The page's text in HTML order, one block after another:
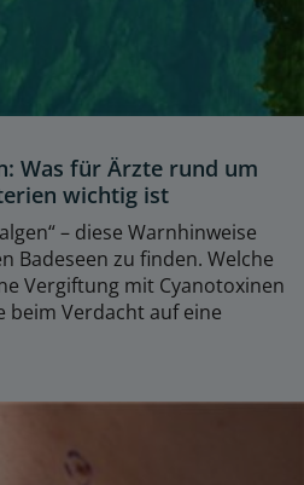
Was für Ärzte rund um
wichtig ist
– diese Warnhinweise
Badeseen zu finden. Welche
Vergiftung mit Cyanotoxinen
beim Verdacht auf eine